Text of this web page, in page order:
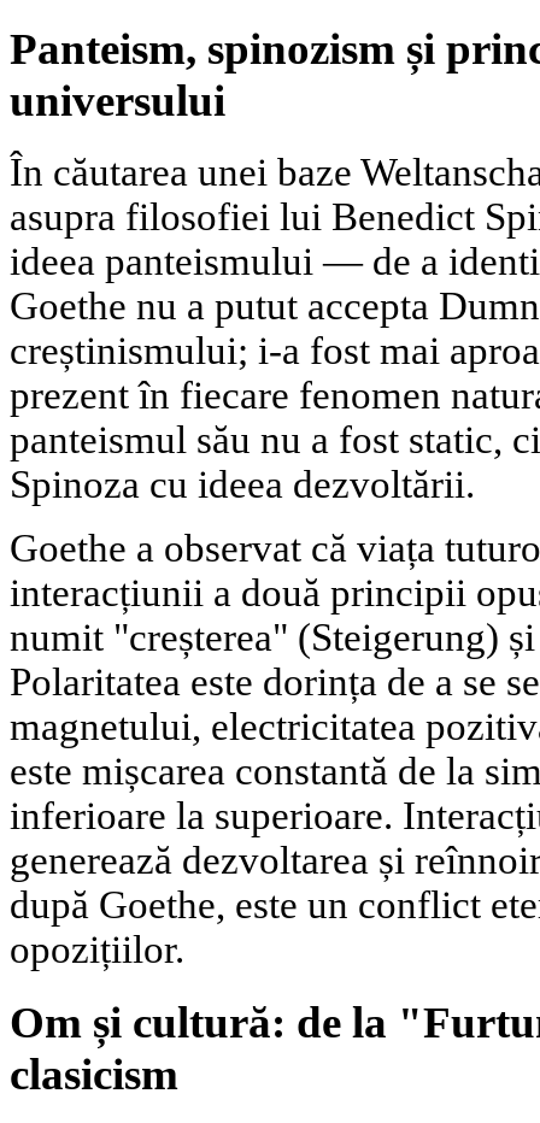
Panteism, spinozism și
universului
În căutarea unei baze
asupra filosofiei lui Benedict
ideea panteismului — de a
Goethe nu a putut accepta
creștinismului; i-a fost mai
prezent în fiecare fenomen
panteismul său nu a fost static,
Spinoza cu ideea dezvoltării.
Goethe a observat că viața
interacțiunii a două principii
numit "creșterea" (Steigerung)
Polaritatea este dorința de a se
magnetului, electricitatea
este mișcarea constantă de la
inferioare la superioare.
generează dezvoltarea și
după Goethe, este un conflict
opozițiilor.
Om și cultură: de la
clasicism